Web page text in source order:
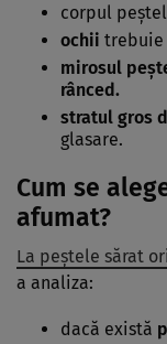
corpul
ochii trebuie
mirosul
rânced.
stratul gros
glasare.
Cum se
afumat?
La peştele sărat
a analiza:
dacă există